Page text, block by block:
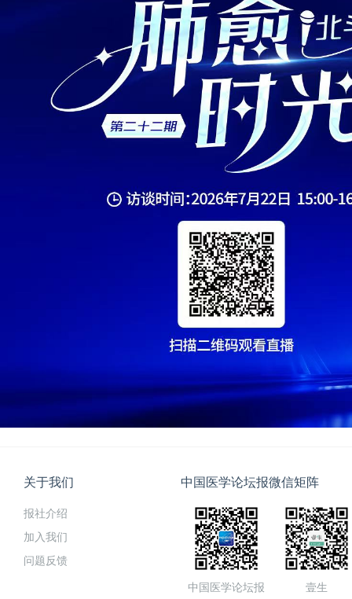
关于我们
报社介绍
加入我们
问题反馈
中国医学论坛报微信矩阵
中国医学论坛报 壹生